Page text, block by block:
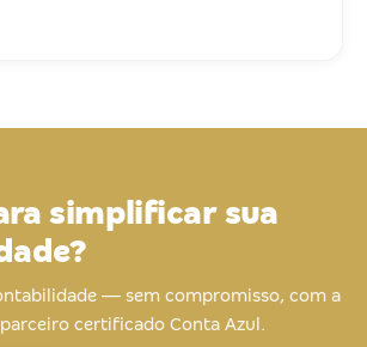
simplificar sua
— sem compromisso, com a
certificado Conta Azul.